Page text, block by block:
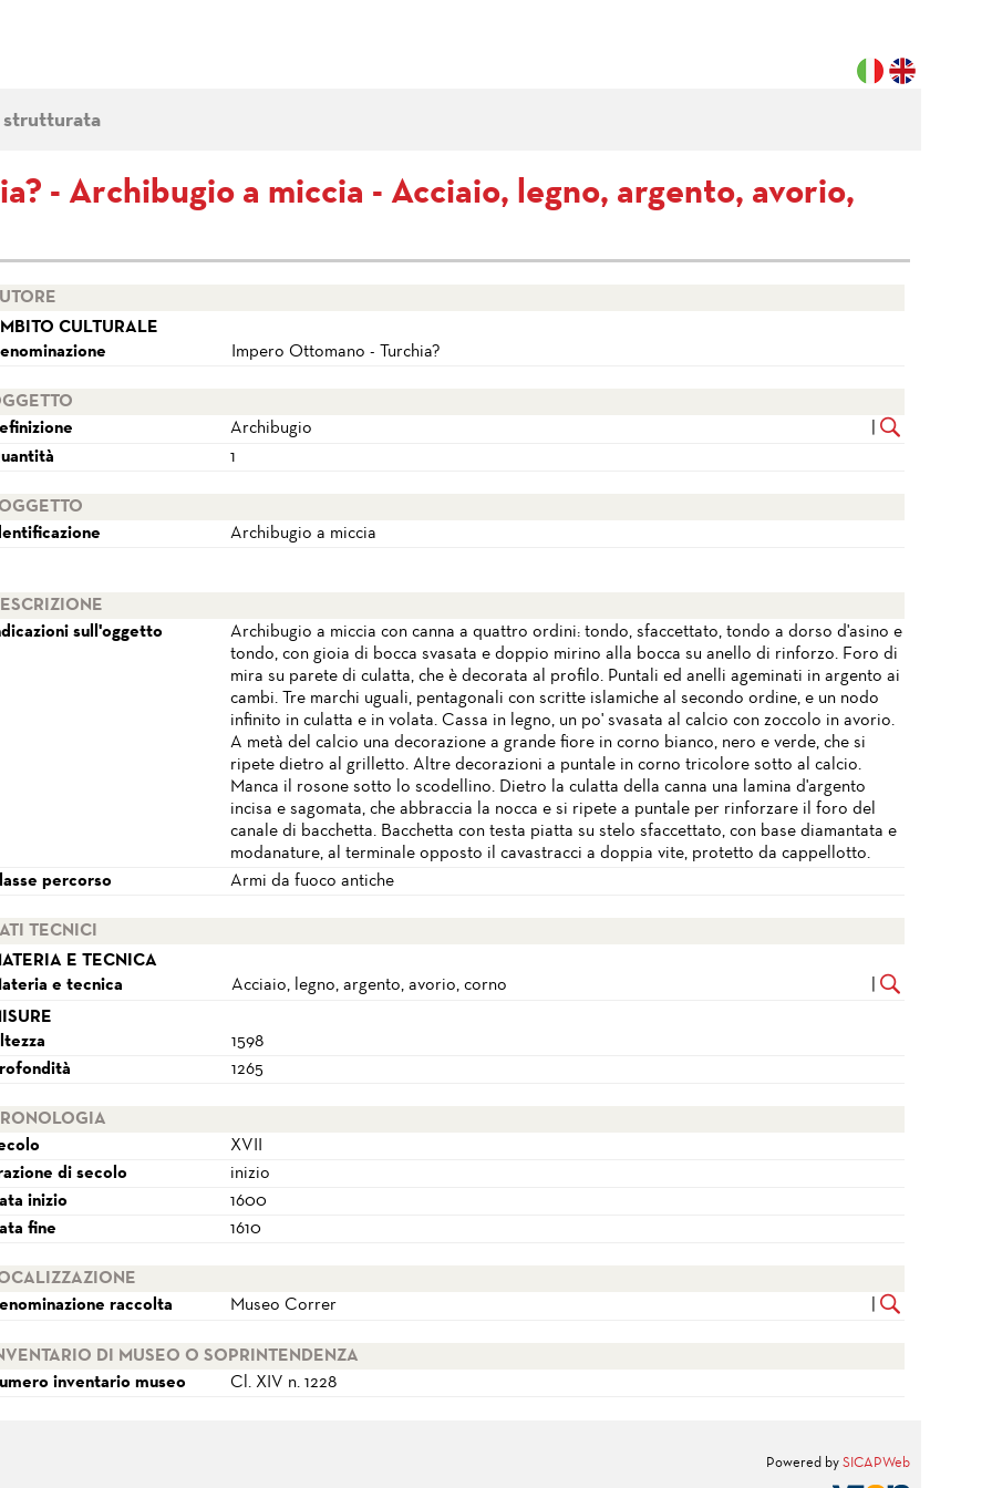
strutturata
- Archibugio a miccia - Acciaio, legno, argento, avorio,
CULTURALE
Impero Ottomano - Turchia?
Archibugio
1
Archibugio a miccia
sull'oggetto
Archibugio a miccia con canna a quattro ordini: tondo, sfaccettato, tondo a dorso d'asino e
tondo, con gioia di bocca svasata e doppio mirino alla bocca su anello di rinforzo. Foro di
mira su parete di culatta, che è decorata al profilo. Puntali ed anelli ageminati in argento ai
cambi. Tre marchi uguali, pentagonali con scritte islamiche al secondo ordine, e un nodo
infinito in culatta e in volata. Cassa in legno, un po' svasata al calcio con zoccolo in avorio.
A metà del calcio una decorazione a grande fiore in corno bianco, nero e verde, che si
ripete dietro al grilletto. Altre decorazioni a puntale in corno tricolore sotto al calcio.
Manca il rosone sotto lo scodellino. Dietro la culatta della canna una lamina d'argento
incisa e sagomata, che abbraccia la nocca e si ripete a puntale per rinforzare il foro del
canale di bacchetta. Bacchetta con testa piatta su stelo sfaccettato, con base diamantata e
modanature, al terminale opposto il cavastracci a doppia vite, protetto da cappellotto.
percorso
Armi da fuoco antiche
TECNICI
E TECNICA
e tecnica
Acciaio, legno, argento, avorio, corno
1598
1265
XVII
di secolo
inizio
inizio
1600
fine
1610
raccolta
Museo Correr
DI MUSEO O SOPRINTENDENZA
inventario museo
Cl. XIV n. 1228
Powered by SICAPWeb